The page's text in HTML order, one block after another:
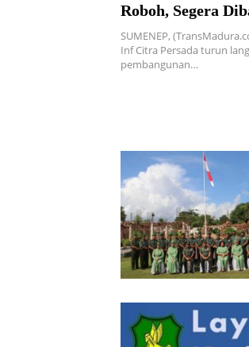
Roboh, Segera
SUMENEP,
Inf Citra Persada turun
pembangunan…